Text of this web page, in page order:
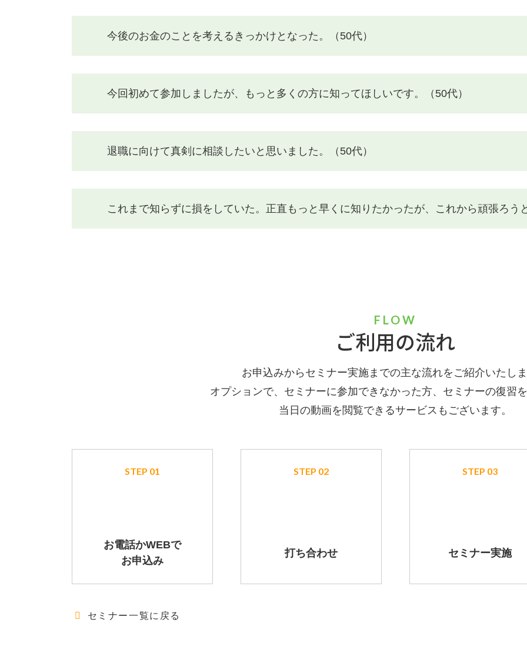
今後のお金のことを考えるきっかけとなった。（50代）
今回初めて参加しましたが、もっと多くの方に知ってほしいです。（50代）
退職に向けて真剣に相談したいと思いました。（50代）
これまで知らずに損をしていた。正直もっと早くに知りたかったが、これから頑張ろう
FLOW
ご利用の流れ
お申込みからセミナー実施までの主な流れをご紹介いたし
オプションで、セミナーに参加できなかった方、セミナーの復習
当日の動画を閲覧できるサービスもございます。
STEP 01
お電話かWEBで
お申込み
STEP 02
打ち合わせ
STEP 03
セミナー実施
セミナー一覧に戻る